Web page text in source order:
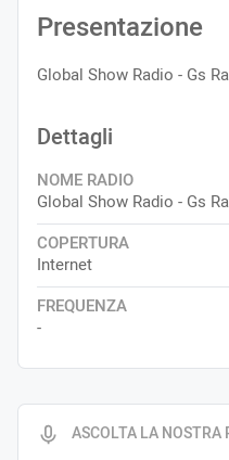
ASCOLTA LA NOSTRA
Presentazione
Global Show Radio - Gs
Dettagli
NOME RADIO
Global Show Radio - Gs
COPERTURA
Internet
FREQUENZA
-